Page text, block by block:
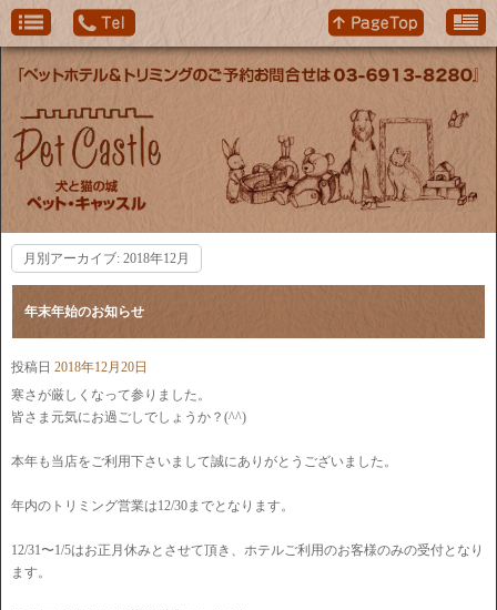
月別アーカイブ: 2018年12月
年末年始のお知らせ
投稿日 2018年12月20日
寒さが厳しくなって参りました。
皆さま元気にお過ごしでしょうか？(^^)
本年も当店をご利用下さいまして誠にありがとうございました。
年内のトリミング営業は12/30までとなります。
12/31〜1/5はお正月休みとさせて頂き、ホテルご利用のお客様のみの受付となり
ます。